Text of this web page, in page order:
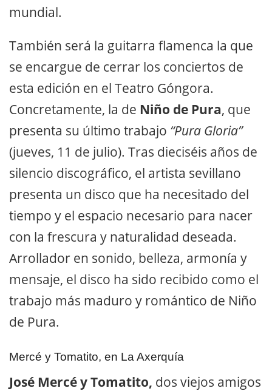
mundial.
También será la guitarra flamenca la que
se encargue de cerrar los conciertos de
esta edición en el Teatro Góngora.
Concretamente, la de Niño de Pura, que
presenta su último trabajo “Pura Gloria”
(jueves, 11 de julio). Tras dieciséis años de
silencio discográfico, el artista sevillano
presenta un disco que ha necesitado del
tiempo y el espacio necesario para nacer
con la frescura y naturalidad deseada.
Arrollador en sonido, belleza, armonía y
mensaje, el disco ha sido recibido como el
trabajo más maduro y romántico de Niño
de Pura.
Mercé y Tomatito, en La Axerquía
José Mercé y Tomatito, dos viejos amigos